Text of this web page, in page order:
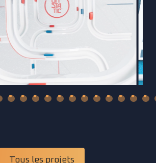
Tous les projets